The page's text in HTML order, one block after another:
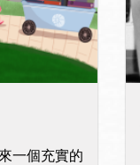
一個充實的